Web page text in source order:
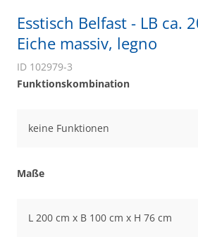
Esstisch Belfast - LB ca.
Eiche massiv, legno
ID 102979-3
Funktionskombination
keine Funktionen
Maße
L 200 cm x B 100 cm x H 76 cm